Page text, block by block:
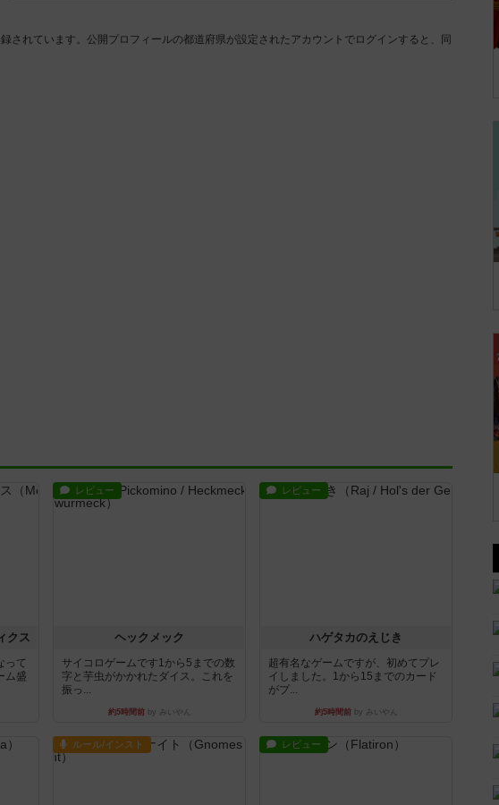
されています。公開プロフィールの都道府県が設定されたアカウントでログインすると、同
クス
って
ム盛
レビュー
ヘックメック
サイコロゲームです1から5までの数
字と芋虫がかかれたダイス。これを
振っ...
約5時間前by みいやん
レビュー
ハゲタカのえじき
超有名なゲームですが、初めてプレ
イしました。1から15までのカード
がプ...
約5時間前by みいやん
ルール/インスト レビュー